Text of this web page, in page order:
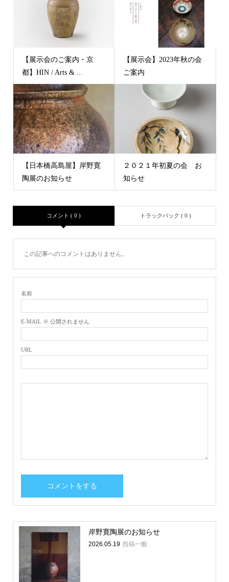
【展示会のご案内・京
都】HIN / Arts & ...
【展示会】2023年秋の会
ご案内
【日本橋高島屋】岸野寛
陶展のお知らせ
２０２１年初夏の会 お
知らせ
コメント ( 0 ) トラックバック ( 0 )
この記事へのコメントはありません。
名前
E-MAIL ※ 公開されません
URL
岸野寛陶展のお知らせ
2026.05.19 投稿一般